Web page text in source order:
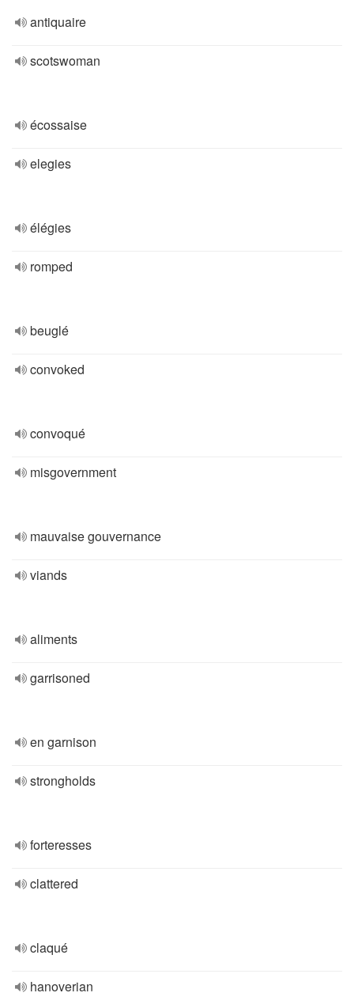
antiquaire
scotswoman
écossaise
elegies
élégies
romped
beuglé
convoked
convoqué
misgovernment
mauvaise gouvernance
viands
aliments
garrisoned
en garnison
strongholds
forteresses
clattered
claqué
hanoverian